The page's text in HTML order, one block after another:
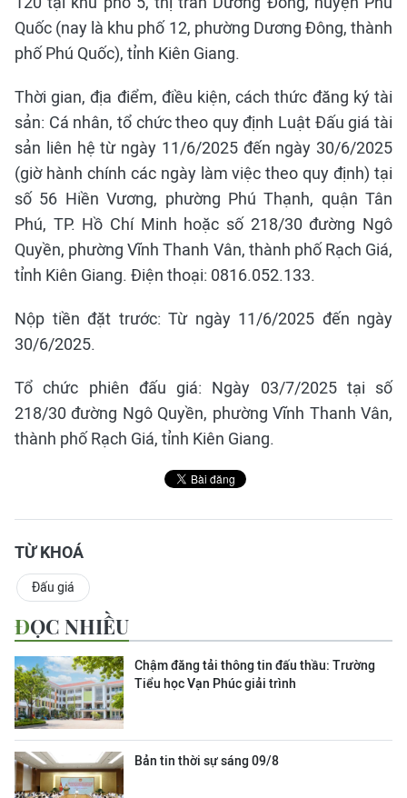
Quốc (nay là khu phố 12, phường Dương Đông, thành
phố Phú Quốc), tỉnh Kiên Giang.
Thời gian, địa điểm, điều kiện, cách thức đăng ký tài
sản: Cá nhân, tổ chức theo quy định Luật Đấu giá tài
sản liên hệ từ ngày 11/6/2025 đến ngày 30/6/2025
(giờ hành chính các ngày làm việc theo quy định) tại
số 56 Hiền Vương, phường Phú Thạnh, quận Tân
Phú, TP. Hồ Chí Minh hoặc số 218/30 đường Ngô
Quyền, phường Vĩnh Thanh Vân, thành phố Rạch Giá,
tỉnh Kiên Giang. Điện thoại: 0816.052.133.
Nộp tiền đặt trước: Từ ngày 11/6/2025 đến ngày
30/6/2025.
Tổ chức phiên đấu giá: Ngày 03/7/2025 tại số
218/30 đường Ngô Quyền, phường Vĩnh Thanh Vân,
thành phố Rạch Giá, tỉnh Kiên Giang.
TỪ KHOÁ
Đấu giá
ĐỌC NHIỀU
Chậm đăng tải thông tin đấu thầu: Trường
Tiểu học Vạn Phúc giải trình
Bản tin thời sự sáng 09/8